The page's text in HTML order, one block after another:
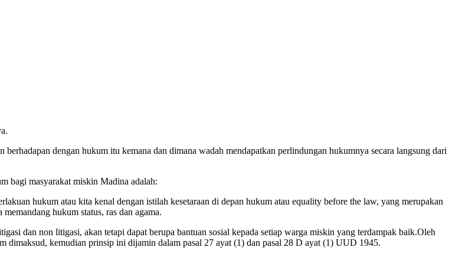
dengan hukum itu kemana dan dimana wadah mendapatkan perlindungan hukumnya secara langsung dari
bagi masyarakat miskin Madina adalah:
hukum atau kita kenal dengan istilah kesetaraan di depan hukum atau equality before the law, yang merupakan
hukum status, ras dan agama.
dan non litigasi, akan tetapi dapat berupa bantuan sosial kepada setiap warga miskin yang terdampak baik.Oleh
dimaksud, kemudian prinsip ini dijamin dalam pasal 27 ayat (1) dan pasal 28 D ayat (1) UUD 1945.